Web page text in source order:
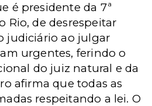
é presidente da 7ª
Rio, de desrespeitar
judiciário ao julgar
urgentes, ferindo o
do juiz natural e da
afirma que todas as
respeitando a lei. O